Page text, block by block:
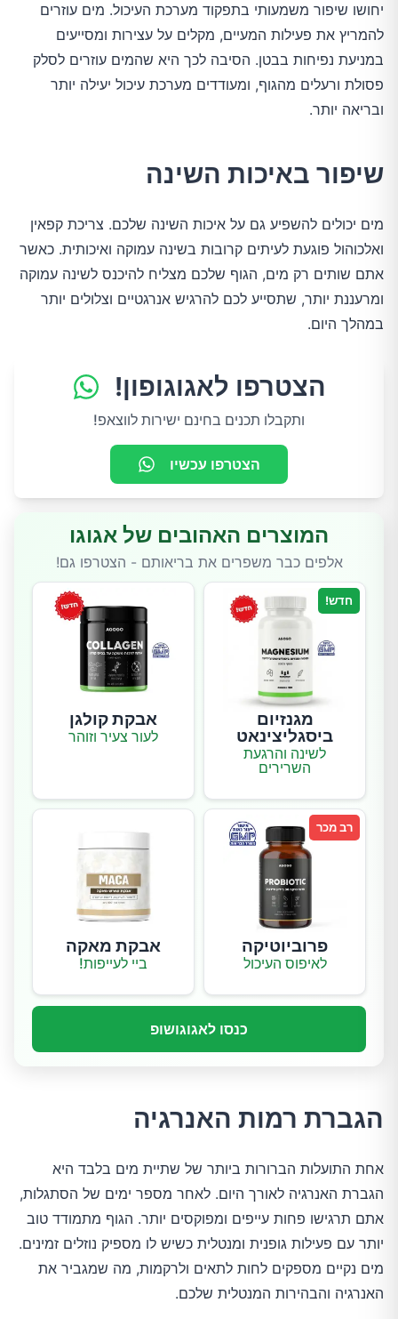
יחושו שיפור משמעותי בתפקוד מערכת העיכול. מים עוזרים
להמריץ את פעילות המעיים, מקלים על עצירות ומסייעים
במניעת נפיחות בבטן. הסיבה לכך היא שהמים עוזרים לסלק
פסולת ורעלים מהגוף, ומעודדים מערכת עיכול יעילה יותר
ובריאה יותר.
שיפור באיכות השינה
מים יכולים להשפיע גם על איכות השינה שלכם. צריכת קפאין
ואלכוהול פוגעת לעיתים קרובות בשינה עמוקה ואיכותית. כאשר
אתם שותים רק מים, הגוף שלכם מצליח להיכנס לשינה עמוקה
ומרעננת יותר, שתסייע לכם להרגיש אנרגטיים וצלולים יותר
במהלך היום.
הצטרפו לאגוגופון!
ותקבלו תכנים בחינם ישירות לווצאפ!
הצטרפו עכשיו
המוצרים האהובים של אגוגו
אלפים כבר משפרים את בריאותם - הצטרפו גם!
חדש!
מגנזיום
ביסגליצינאט
לשינה והרגעת
השרירים
אבקת קולגן
לעור צעיר וזוהר
רב מכר
פרוביוטיקה
לאיפוס העיכול
אבקת מאקה
ביי לעייפות!
כנסו לאגוגושופ
הגברת רמות האנרגיה
אחת התועלות הברורות ביותר של שתיית מים בלבד היא
הגברת האנרגיה לאורך היום. לאחר מספר ימים של הסתגלות,
אתם תרגישו פחות עייפים ומפוקסים יותר. הגוף מתמודד טוב
יותר עם פעילות גופנית ומנטלית כשיש לו מספיק נוזלים זמינים.
מים נקיים מספקים לחות לתאים ולרקמות, מה שמגביר את
האנרגיה והבהירות המנטלית שלכם.